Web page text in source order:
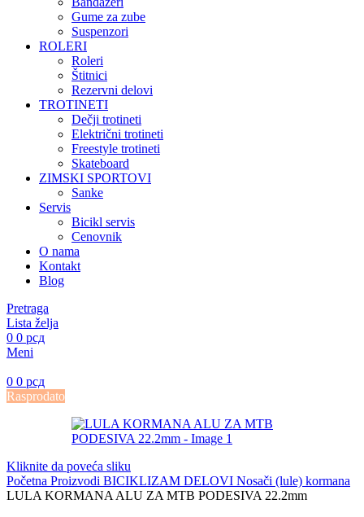
Gume za zube
Suspenzori
ROLERI
Roleri
Štitnici
Rezervni delovi
TROTINETI
Dečji trotineti
Električni trotineti
Freestyle trotineti
Skateboard
ZIMSKI SPORTOVI
Sanke
Servis
Bicikl servis
Cenovnik
O nama
Kontakt
Blog
Pretraga
Lista želja
0 0 рсд
Meni
0 0 рсд
Rasprodato
Kliknite da poveća sliku
Početna Proizvodi BICIKLIZAM DELOVI Nosači (lule) kormana
LULA KORMANA ALU ZA MTB PODESIVA 22.2mm